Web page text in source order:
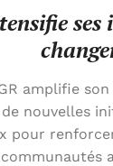
amplifie
nouvelles
pour